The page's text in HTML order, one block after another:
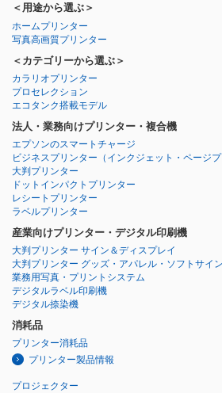
＜用途から選ぶ＞
ホームプリンター
写真高画質プリンター
＜カテゴリーから選ぶ＞
カラリオプリンター
プロセレクション
エコタンク搭載モデル
法人・業務向けプリンター・複合機
エプソンのスマートチャージ
ビジネスプリンター （インクジェット・ページプ
大判プリンター
ドットインパクトプリンター
レシートプリンター
ラベルプリンター
産業向けプリンター・デジタル印刷機
大判プリンター サイン＆ディスプレイ
大判プリンター グッズ・アパレル・ソフトサイン
業務用写真・プリントシステム
デジタルラベル印刷機
デジタル捺染機
消耗品
プリンター消耗品
プリンター製品情報
プロジェクター